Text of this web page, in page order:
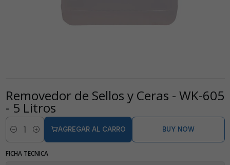
Removedor de Sellos y Ceras - WK-605
- 5 Litros
Cantidad
AGREGAR AL CARRO BUY NOW
FICHA TECNICA